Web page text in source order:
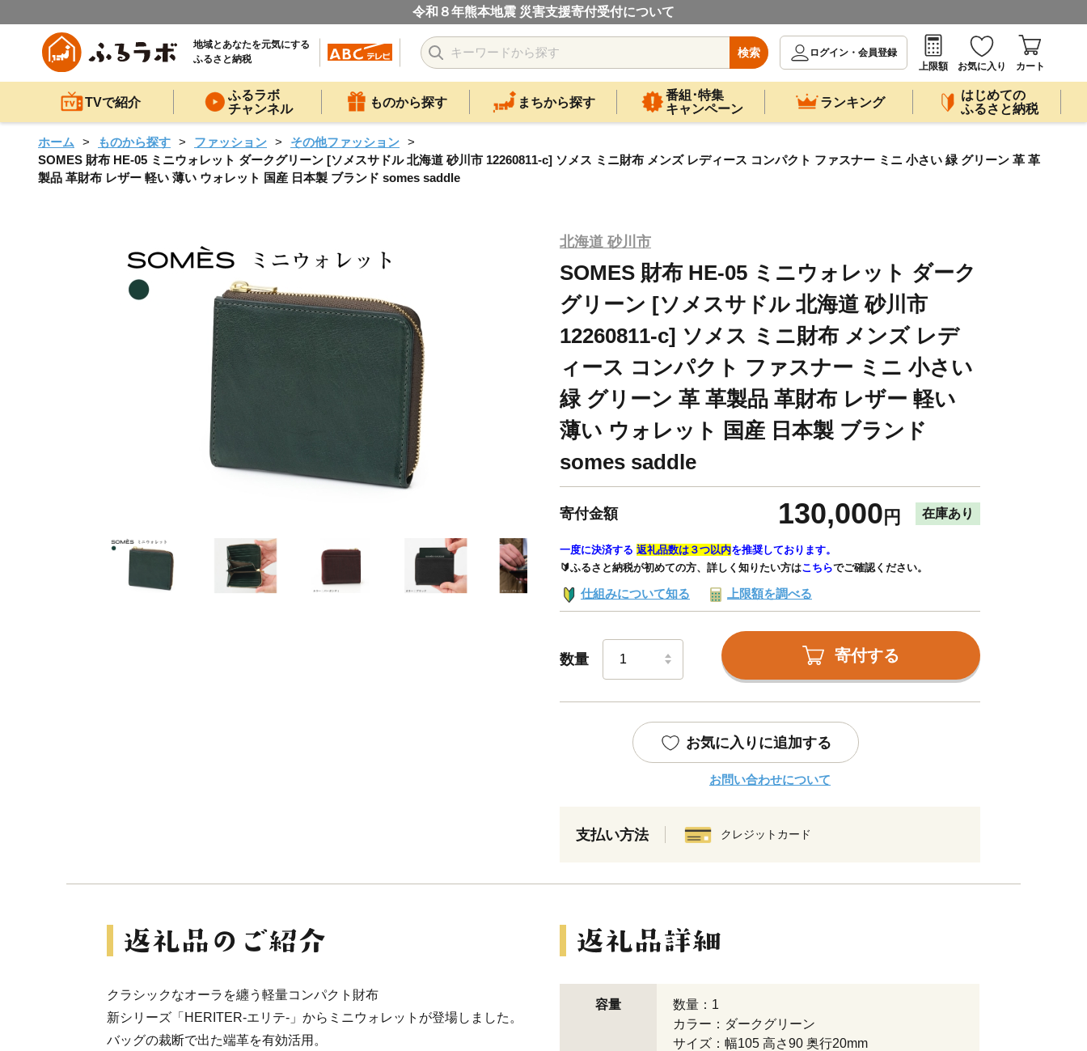
令和８年熊本地震 災害支援寄付受付について
地域とあなたを元気にする
ふるさと納税
検索
ログイン・会員登録
上限額
お気に入り カート
TVで紹介
ふるラボ
チャンネル
ものから探す まちから探す
番組･特集
キャンペーン
ランキング
はじめての
ふるさと納税
ホーム ものから探す ファッション
その他ファッション
SOMES 財布 HE-05 ミニウォレット ダークグリーン [ソメスサドル 北海道 砂川市 12260811-c] ソメス ミニ財布 メンズ レディース コンパクト ファスナー ミニ 小さい 緑 グリーン 革 革
製品 革財布 レザー 軽い 薄い ウォレット 国産 日本製 ブランド somes saddle
北海道 砂川市
SOMES 財布 HE-05 ミニウォレット ダーク
グリーン [ソメスサドル 北海道 砂川市
12260811-c] ソメス ミニ財布 メンズ レデ
ィース コンパクト ファスナー ミニ 小さい
緑 グリーン 革 革製品 革財布 レザー 軽い
薄い ウォレット 国産 日本製 ブランド
somes saddle
寄付金額 130,000 円 在庫あり
一度に決済する 返礼品数は３つ以内を推奨しております。
🔰ふるさと納税が初めての方、詳しく知りたい方はこちらでご確認ください。
仕組みについて知る 上限額を調べる
数量 寄付する
お気に入りに追加する
お問い合わせについて
支払い方法 クレジットカード
クラシックなオーラを纏う軽量コンパクト財布
新シリーズ「HERITER-エリテ-」からミニウォレットが登場しました。
バッグの裁断で出た端革を有効活用。
容量
数量：1
カラー：ダークグリーン
サイズ：幅105 高さ90 奥行20mm